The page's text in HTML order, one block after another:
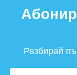
Разбирай